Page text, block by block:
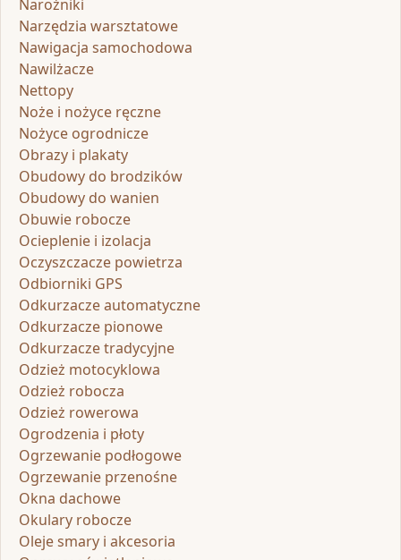
Narożniki
Narzędzia warsztatowe
Nawigacja samochodowa
Nawilżacze
Nettopy
Noże i nożyce ręczne
Nożyce ogrodnicze
Obrazy i plakaty
Obudowy do brodzików
Obudowy do wanien
Obuwie robocze
Ocieplenie i izolacja
Oczyszczacze powietrza
Odbiorniki GPS
Odkurzacze automatyczne
Odkurzacze pionowe
Odkurzacze tradycyjne
Odzież motocyklowa
Odzież robocza
Odzież rowerowa
Ogrodzenia i płoty
Ogrzewanie podłogowe
Ogrzewanie przenośne
Okna dachowe
Okulary robocze
Oleje smary i akcesoria